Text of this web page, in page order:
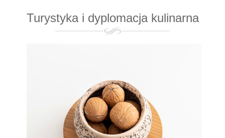
Turystyka i dyplomacja kulinarna